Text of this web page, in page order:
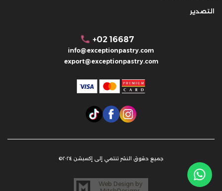
التصدير
+02 16687
info@exceptionpastry.com
export@exceptionpastry.com
جميع حقوق النشر تنتمي إلى إكسبشن ٢٠٢٤©
Web Design by